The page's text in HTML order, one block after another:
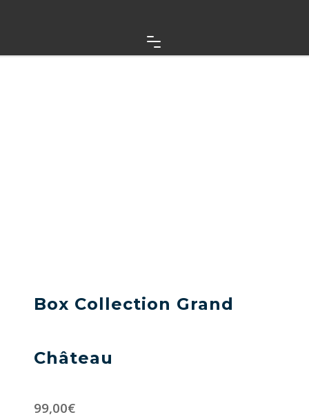
Box Collection Grand
Château
99,00€